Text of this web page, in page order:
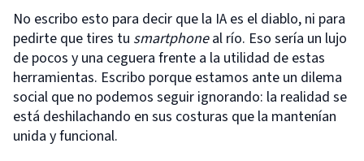
No escribo esto para decir que la IA es el diablo, ni para
pedirte que tires tu smartphoneal río. Eso sería un lujo
de pocos y una ceguera frente a la utilidad de estas
herramientas. Escribo porque estamos ante un dilema
social que no podemos seguir ignorando: la realidad se
está deshilachando en sus costuras que la mantenían
unida y funcional.